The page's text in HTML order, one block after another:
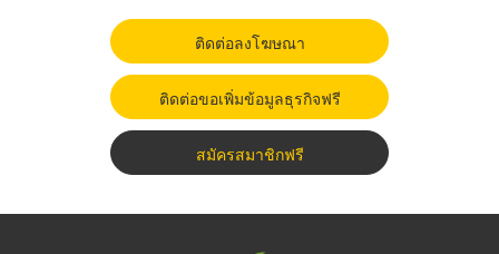
ติดต่อลงโฆษณา
ติดต่อขอเพิ่มข้อมูลธุรกิจฟรี
สมัครสมาชิกฟรี